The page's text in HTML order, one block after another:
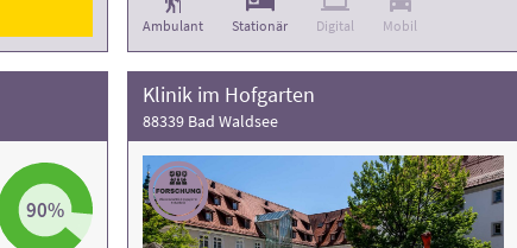
Ambulant Stationär Digital Mobil
90%
Klinik im Hofgarten
88339 Bad Waldsee